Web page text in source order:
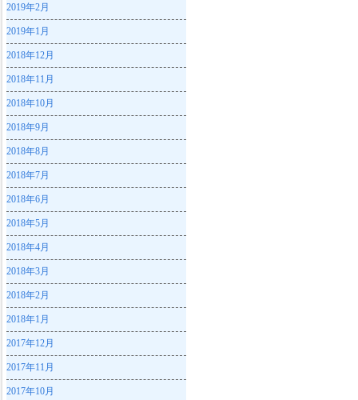
2019年2月
2019年1月
2018年12月
2018年11月
2018年10月
2018年9月
2018年8月
2018年7月
2018年6月
2018年5月
2018年4月
2018年3月
2018年2月
2018年1月
2017年12月
2017年11月
2017年10月